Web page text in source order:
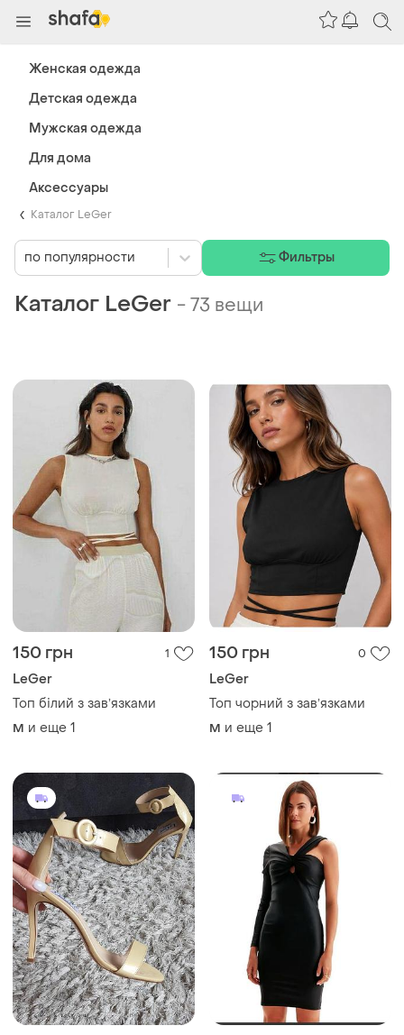
Каталог LeGer
Каталог LeGer -73 вещи
150 грн 1
LeGer
Топ білий з завʼязками
M и еще 1
150 грн 0
LeGer
Топ чорний з завʼязками
M и еще 1
по популярности Фильтры
Женская одежда
Детская одежда
Мужская одежда
Для дома
Аксессуары